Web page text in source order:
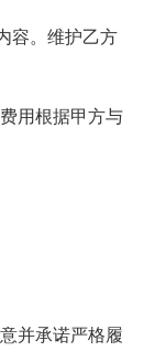
容。维护乙方
用根据甲方与
并承诺严格履